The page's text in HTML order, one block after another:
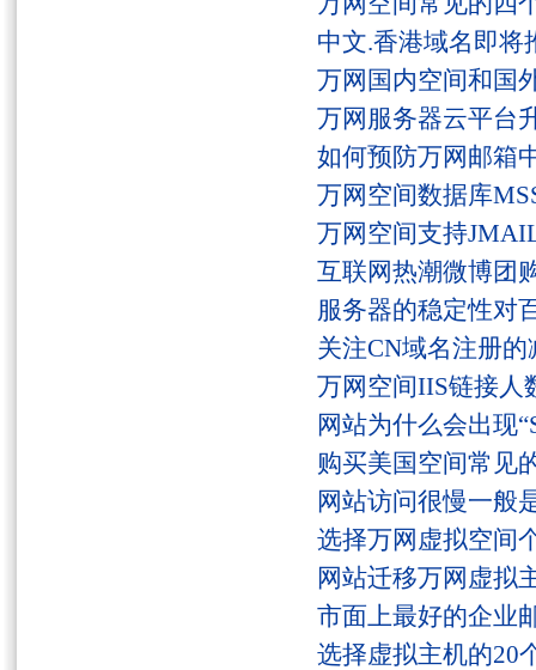
中文.香港域名即将
万网国内空间和国
万网服务器云平台
如何预防万网邮箱
万网空间数据库
万网空间支持
互联网热潮微博团
服务器的稳定性对
关注CN域名注册
万网空间IIS链接人
网站为什么会出现
购买美国空间常见
网站访问很慢一般
选择万网虚拟空间
网站迁移万网虚拟
市面上最好的企业
选择虚拟主机的20